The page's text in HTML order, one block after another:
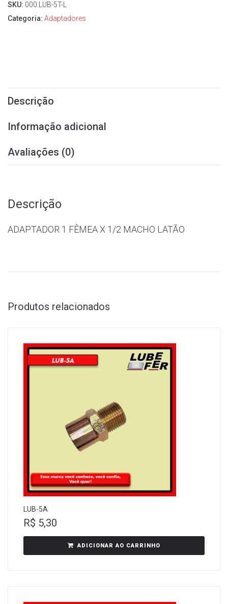
SKU: 000.LUB-5T-L
Categoria: Adaptadores
Descrição
Informação adicional
Avaliações (0)
Descrição
ADAPTADOR 1 FÊMEA X 1/2 MACHO LATÃO
Produtos relacionados
LUB-5A
R$ 5,30
ADICIONAR AO CARRINHO